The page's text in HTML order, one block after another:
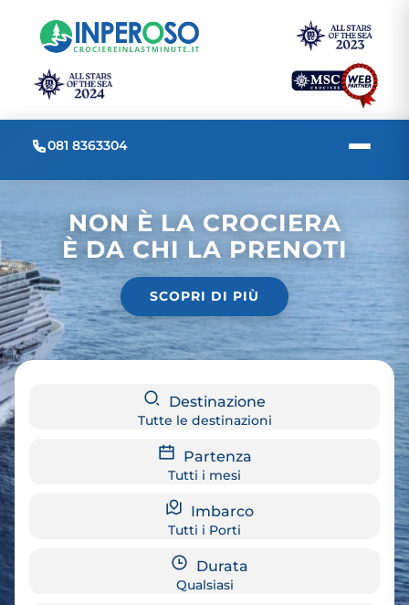
081 8363304
NON È LA CROCIERA
È DA CHI LA PRENOTI
SCOPRI DI PIÙ
Destinazione
Tutte le destinazioni
Partenza
Tutti i mesi
Imbarco
Tutti i Porti
Durata
Qualsiasi